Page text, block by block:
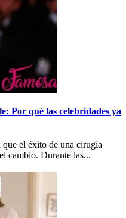
Por qué las celebridades ya
el éxito de una cirugía
cambio. Durante las...